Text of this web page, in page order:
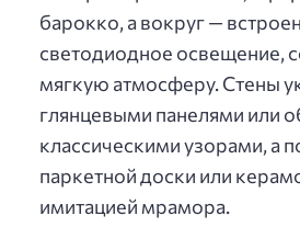
барокко, а вокруг —
светодиодное освещение,
мягкую атмосферу. Стены
глянцевыми панелями или
классическими узорами, а
паркетной доски или
имитацией мрамора.